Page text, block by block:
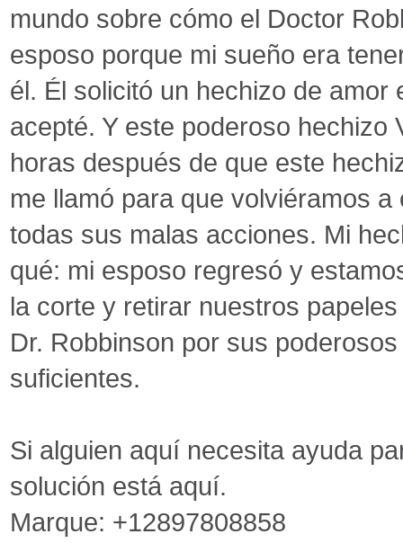
mundo sobre cómo el Doctor
esposo porque mi sueño era
él. Él solicitó un hechizo de
acepté. Y este poderoso hechizo
horas después de que este
me llamó para que volviéramos
todas sus malas acciones. Mi
qué: mi esposo regresó y
la corte y retirar nuestros
Dr. Robbinson por sus
suficientes.
Si alguien aquí necesita ayuda
solución está aquí.
Marque: +12897808858